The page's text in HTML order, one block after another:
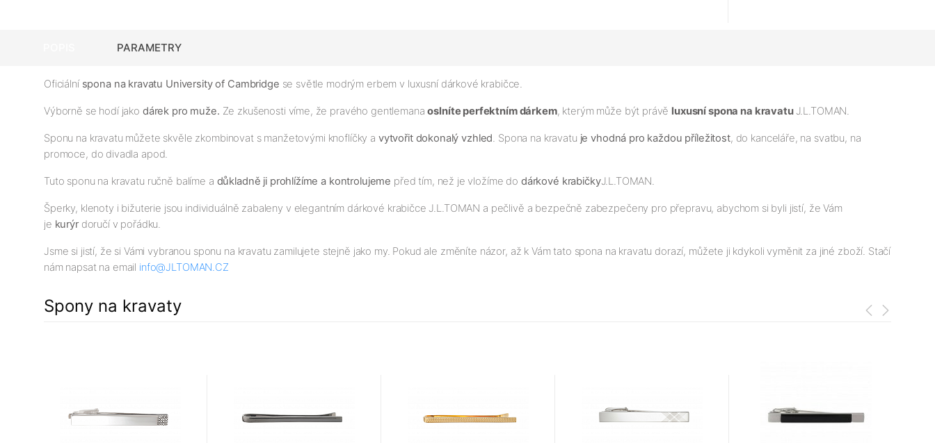
PARAMETRY
Oficiální spona na kravatu University of Cambridge se světle modrým erbem v luxusní dárkové krabičce.
Výborně se hodí jako dárek pro muže. Ze zkušenosti víme, že pravého gentlemanaoslníte perfektním dárkem, kterým může být právě luxusní spona na kravatu J.L.TOMAN.
Sponu na kravatu můžete skvěle zkombinovat s manžetovými knoflíčky a vytvořit dokonalý vzhled. Spona na kravatu je vhodná pro každou příležitost, do kanceláře, na svatbu, na
promoce, do divadla apod.
Tuto sponu na kravatu ručně balíme a důkladně ji prohlížíme a kontrolujeme před tím, než je vložíme do dárkové krabičkyJ.L.TOMAN.
Šperky, klenoty i bižuterie jsou individuálně zabaleny v elegantním dárkové krabičce J.L.TOMAN a pečlivě a bezpečně zabezpečeny pro přepravu, abychom si byli jistí, že Vám
je kurýr doručí v pořádku.
Jsme si jistí, že si Vámi vybranou sponu na kravatu zamilujete stejně jako my. Pokud ale změníte názor, až k Vám tato spona na kravatu dorazí, můžete ji kdykoli vyměnit za jiné zboží. Stačí
nám napsat na email info@JLTOMAN.CZ
Spony na kravaty